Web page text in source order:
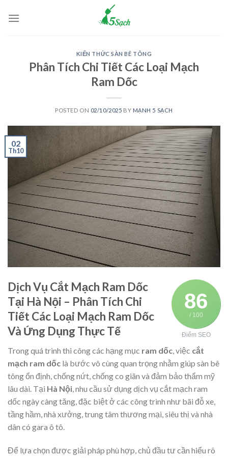
KIẾN THỨC SÀN BÊ TÔNG
Phân Tích Chi Tiết Các Loại Mạch
Ram Dốc
POSTED ON 02/10/2025 BY MẠNH 5 SẠCH
02
Th10
86
/ 100
Điểm SEO
Dịch Vụ Cắt Mạch Ram Dốc
Tại Hà Nội – Phân Tích Chi
Tiết Các Loại Mạch Ram Dốc
Và Ứng Dụng Thực Tế
Trong quá trình thi công các hạng mục ram dốc, việc cắt
mạch ram dốc là bước vô cùng quan trọng nhằm giúp sàn bê
tông ổn định, chống nứt, chống co giãn và đảm bảo thẩm mỹ
lâu dài. Tại Hà Nội, nhu cầu sử dụng dịch vụ cắt mạch ram
dốc ngày càng tăng, đặc biệt ở các công trình như bãi đỗ xe,
tầng hầm, nhà xưởng, trung tâm thương mại, siêu thị và nhà
dân có gara ô tô.
Để lựa chọn được giải pháp phù hợp, chủ đầu tư cần hiểu rõ